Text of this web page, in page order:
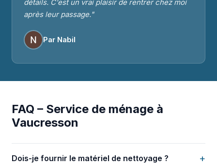
détails. C'est un vrai plaisir de rentrer chez moi
après leur passage."
Par Nabil
FAQ – Service de ménage à
Vaucresson
Dois-je fournir le matériel de nettoyage ? +